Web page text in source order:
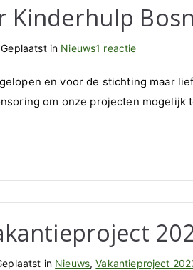
Kinderhulp
Geplaatst in Nieuws1 reactieop
Vierdaagse
voor
en voor de stichting maar
om onze projecten mogelijk
in Nieuws,Vakantieproject